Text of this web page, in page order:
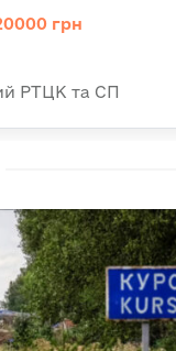
грн
РТЦК та СП